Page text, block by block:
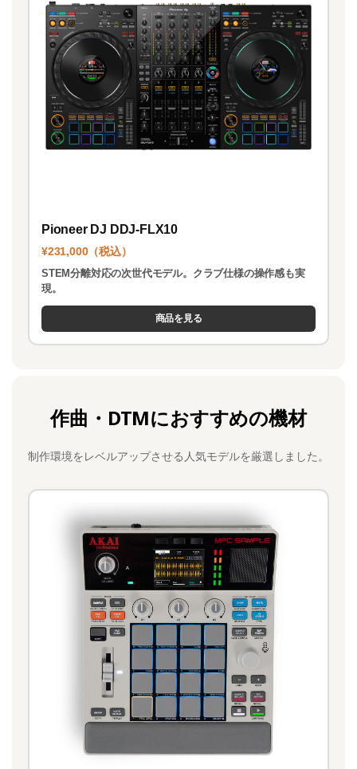
Pioneer DJ DDJ-FLX10
¥231,000（税込）
STEM分離対応の次世代モデル。クラブ仕様の操作感も実
現。
商品を見る
作曲・DTMにおすすめの機材
制作環境をレベルアップさせる人気モデルを厳選しました。